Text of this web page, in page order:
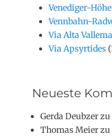
Venediger-
Vennbahn-
Via Alta
Via Apsyrtides
Neueste
Gerda Deubzerzu
Thomas Meierzu